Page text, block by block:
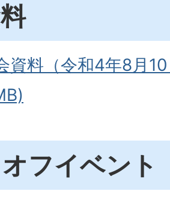
資料（令和4年8月
フイベント